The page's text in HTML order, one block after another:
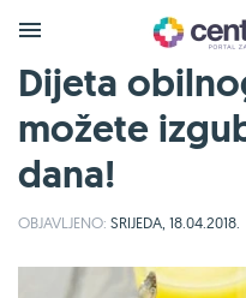
Dijeta
možete
dana!
OBJAVLJENO: SRIJEDA, 18.04.2018.